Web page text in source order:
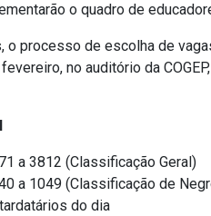
o quadro de
o processo de escolha de
no auditório da
a 3812 (Classificação Geral)
a 1049 (Classificação de
do dia